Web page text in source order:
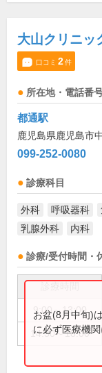
大山クリニッ
口コミ 2件
所在地・電話番
都通駅
鹿児島県鹿児島市
099-252-0080
診療科目
外科 呼吸器科
乳腺外科
内科
診療/受付時間・
9:00～13:00
14:30～18:00
お盆(8月中旬)
に必ず医療機